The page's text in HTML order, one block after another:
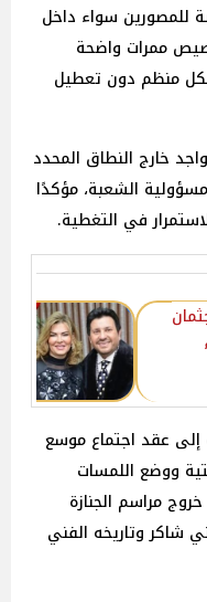
للمصورين سواء داخل
ممرات واضحة
منظم دون تعطيل
خارج النطاق المحدد
الشعبة، مؤكدًا
في التغطية.
إلى عقد اجتماع موسع
ووضع اللمسات
مراسم الجنازة
شاكر وتاريخه الفني